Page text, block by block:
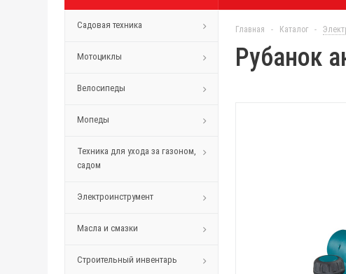
Садовая техника
Мотоциклы
Велосипеды
Мопеды
Техника для ухода за газоном,
садом
Электроинструмент
Масла и смазки
Строительный инвентарь
Главная - Каталог -
Рубанок